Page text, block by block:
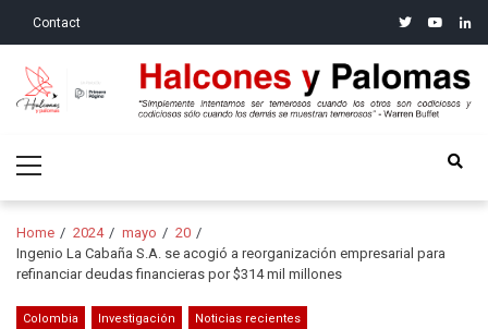
Contact twitteryoutube
Halcones y Palomas
Menu
Home 2024 mayo
20
Ingenio La Cabaña S.A. se acogió a reorganización empresarial para
refinanciar deudas financieras por $314 mil millones
Colombia Investigación Noticias recientes